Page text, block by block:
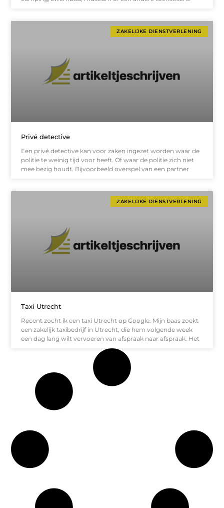
ZAKELIJKE DIENSTVERLENING
Privé detective
Een privé detective kan voor zaken ingezet worden waar de
politie te weinig tijd voor heeft. Of waar de politie zich niet
mee bezig houdt. Bijvoorbeeld overspel van een partner
ZAKELIJKE DIENSTVERLENING
Taxi Utrecht
Recent zocht ik een taxi Utrecht op Google. Mijn baas zoekt
een zakelijk taxibedrijf in Utrecht, die hem volgende week
een dag lang wilt vervoeren van afspraak naar afspraak. Het